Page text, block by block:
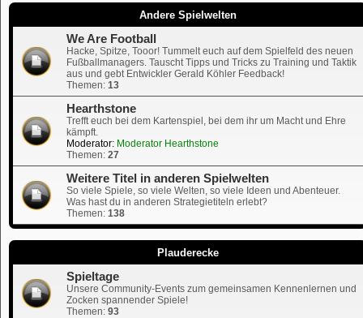
Andere Spielwelten
We Are Football
Hacke, Spitze, Tooor! Tummelt euch auf dem Spielfeld des neuen
Fußballmanagers. Tauscht Tipps und Tricks zu Training und Taktik
aus und gebt Entwickler Gerald Köhler Feedback!
Themen: 13
Hearthstone
Trefft euch bei dem Kartenspiel, bei dem ihr um Macht und Ehre
kämpft.
Moderator: Moderator Hearthstone
Themen: 27
Weitere Titel in anderen Spielwelten
So viele Spiele, so viele Welten, so viele Ideen und Abenteuer.
Was hast du in anderen Strategietiteln erlebt?
Themen: 138
Plauderecke
Spieltage
Unsere Community-Events zum gemeinsamen Kennenlernen und
Zocken spannender Spiele!
Themen: 93